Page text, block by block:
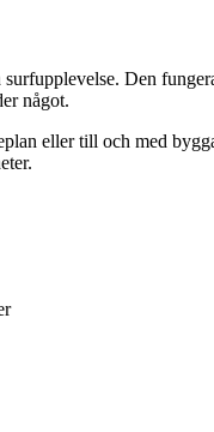
Den
något.
eller till och med